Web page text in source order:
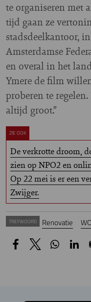
te organiseren met
tijd gaan ze
stadsdeelkantoor,
Amsterdamse
en overal in het
Ymere de film
proberen te
altijd groot.”
ZIE OOK
De verkrotte droom,
zien op NPO2 en
Op 22 mei is er een
Zwijger.
TREFWOORD Renovatie